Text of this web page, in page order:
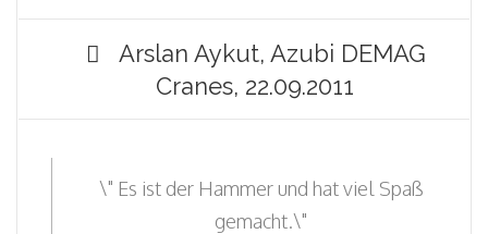
Arslan Aykut, Azubi DEMAG
Cranes, 22.09.2011
\" Es ist der Hammer und hat viel Spaß
gemacht.\"